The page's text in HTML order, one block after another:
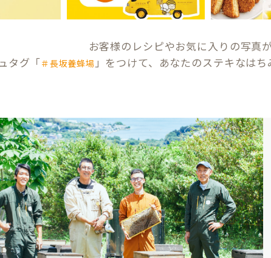
お客様のレシピやお気に入りの写真
タグ「＃長坂養蜂場 」をつけて、あなたのステキなは